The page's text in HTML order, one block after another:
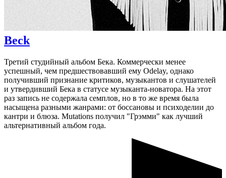
Beck
Третий студийный альбом Бека. Коммерчески менее
успешный, чем предшествовавший ему Odelay, однако
получивший признание критиков, музыкантов и слушателей
и утвердивший Бека в статусе музыканта-новатора. На этот
раз запись не содержала семплов, но в то же время была
насыщена разными жанрами: от боссановы и психоделии до
кантри и блюза. Mutations получил "Грэмми" как лучший
альтернативный альбом года.